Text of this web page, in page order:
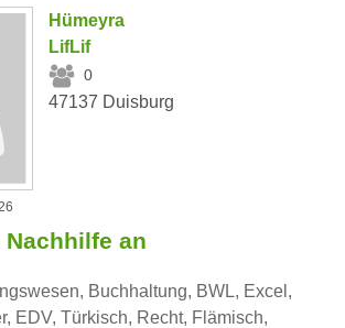
Hümeyra
LifLif
0
47137 Duisburg
an
Buchhaltung, BWL, Excel,
EDV, Türkisch, Recht, Flämisch,